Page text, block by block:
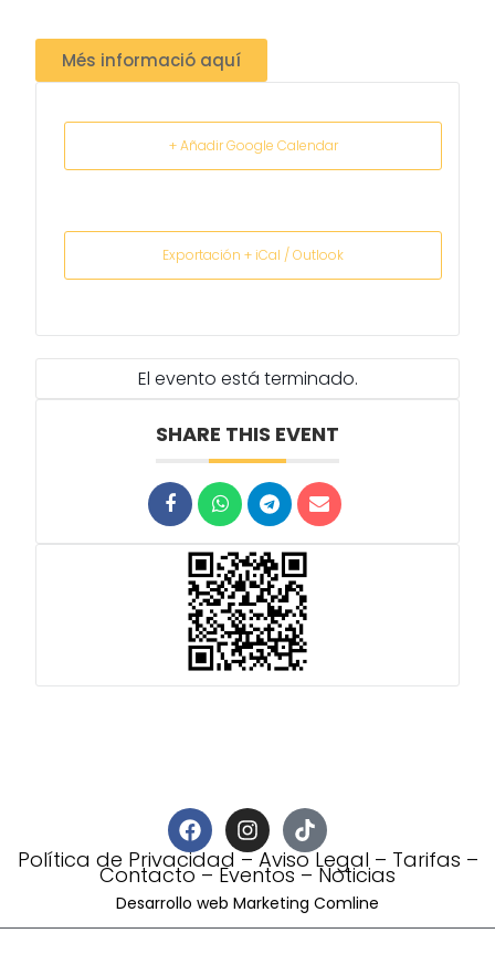
El evento está terminado.
SHARE THIS EVENT
Més informació aquí
+ Añadir Google Calendar
Exportación + iCal / Outlook
Política de Privacidad–Aviso Legal – Tarifas –
Contacto–Eventos–Noticias
Desarrollo web Marketing Comline